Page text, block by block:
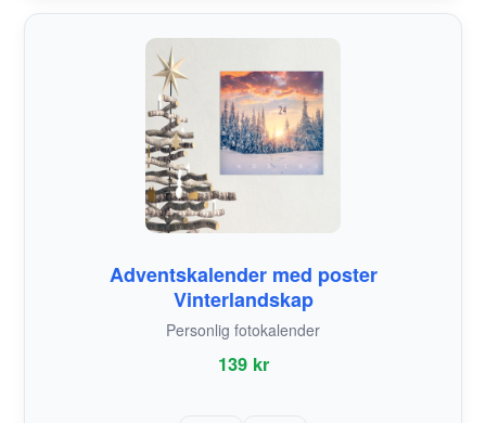
Adventskalender med poster
Vinterlandskap
Personlig fotokalender
139 kr